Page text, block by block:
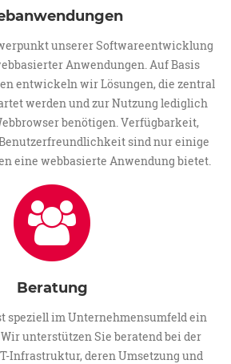
unserer Softwareentwicklung
Anwendungen. Auf Basis
entwickeln wir Lösungen, die zentral
werden und zur Nutzung lediglich
benötigen. Verfügbarkeit,
sind nur einige
eine webbasierte Anwendung bietet.
Beratung
speziell im Unternehmensumfeld ein
unterstützen Sie beratend bei der
Infrastruktur, deren Umsetzung und